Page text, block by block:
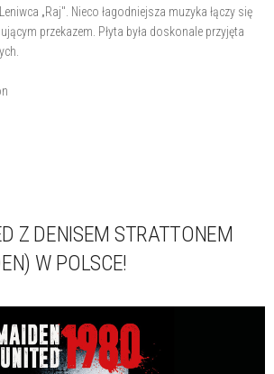
„Raj". Nieco łagodniejsza muzyka łączy się
przekazem. Płyta była doskonale przyjęta
Z DENISEM STRATTONEM
W POLSCE!